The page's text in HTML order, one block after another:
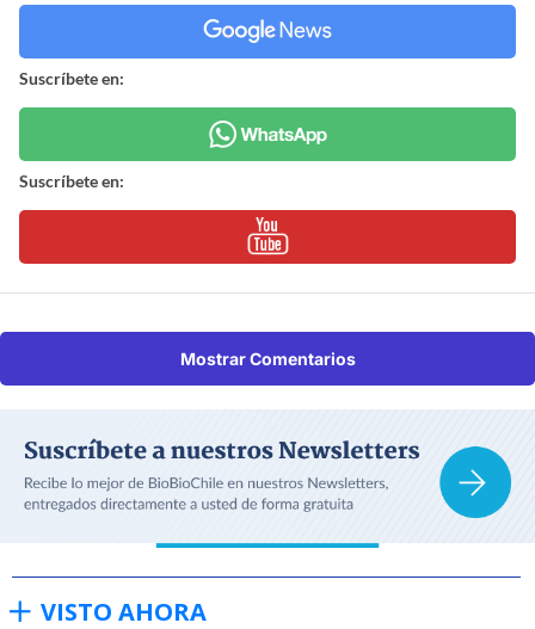
Suscríbete en:
Suscríbete en:
Mostrar Comentarios
VISTO AHORA